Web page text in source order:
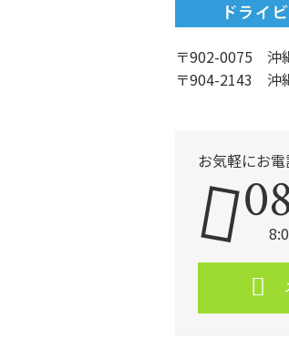
〒902-0075 沖
〒904-2143 沖
お気軽にお電